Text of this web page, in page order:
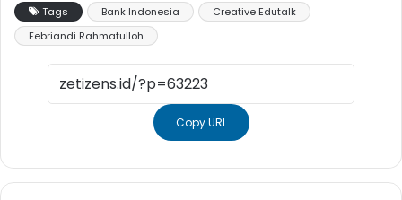
Tags Bank Indonesia
Creative Edutalk
Febriandi Rahmatulloh
Copy URL